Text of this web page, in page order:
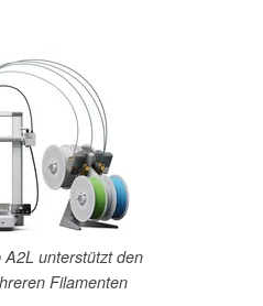
unterstützt den
Filamenten